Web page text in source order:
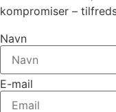
kompromiser –
Navn
E-mail